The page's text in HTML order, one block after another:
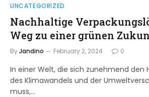
UNCATEGORIZED
Nachhaltige
Weg zu einer grünen
ByJandino February 2, 2024 0
In einer Welt, die sich zunehmend den
des Klimawandels und der
muss,…